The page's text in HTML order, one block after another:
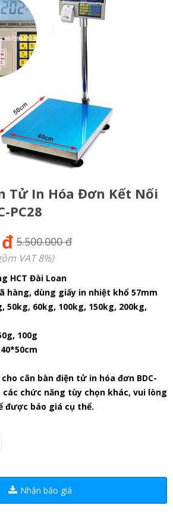
Tử In Hóa Đơn Kết Nối
PC28
5.500.000 đ
VAT 8%)
HCT Đài Loan
hàng, dùng giấy in nhiệt khổ 57mm
50kg, 60kg, 100kg, 150kg, 200kg,
100g
cân bàn điện tử in hóa đơn BDC-
các chức năng tùy chọn khác, vui lòng
được báo giá cụ thể.
Nhận báo giá